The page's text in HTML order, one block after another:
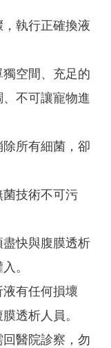
執行正確換液
空間、充足的
不可讓寵物進
所有細菌，卻
技術不可污
快與腹膜透析
。
有任何損壞
透析人員。
醫院診察，勿